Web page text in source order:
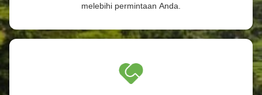
melebihi permintaan Anda.